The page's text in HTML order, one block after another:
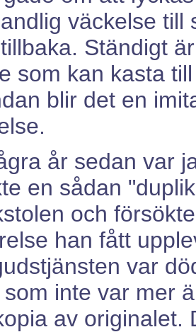
väckelse till
Ständigt
som kan kasta
blir det en
år sedan var
en sådan
och
han fått
var
som inte var mer
av originalet.